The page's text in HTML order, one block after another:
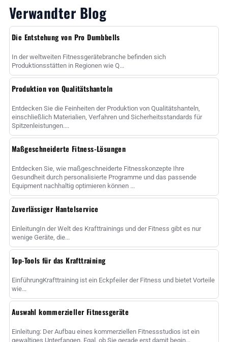
Verwandter Blog
Die Entstehung von Pro Dumbbells
In der weltweiten Fitnessgerätebranche befinden sich
Produktionsstätten in Regionen wie Q...
Produktion von Qualitätshanteln
Entdecken Sie die Feinheiten der Produktion von Qualitätshanteln,
einschließlich Materialien, Verfahren und Sicherheitsstandards für
Spitzenleistungen....
Maßgeschneiderte Fitness-Lösungen
Entdecken Sie, wie maßgeschneiderte Fitnesskonzepte Ihre
Gesundheit durch personalisierte Programme und das passende
Equipment nachhaltig optimieren können ...
Zuverlässiger Hantelservice
EinleitungIn der Welt des Krafttrainings und der Fitness gibt es nur
wenige Geräte, die...
Top-Tools für das Krafttraining
EinführungKrafttraining ist ein Eckpfeiler der Fitness und bietet Vorteile
wie...
Auswahl kommerzieller Fitnessgeräte
Einleitung: Der Aufbau eines kommerziellen Fitnessstudios ist ein
gewaltiges Unterfangen. Egal, ob Sie gerade erst damit begin...